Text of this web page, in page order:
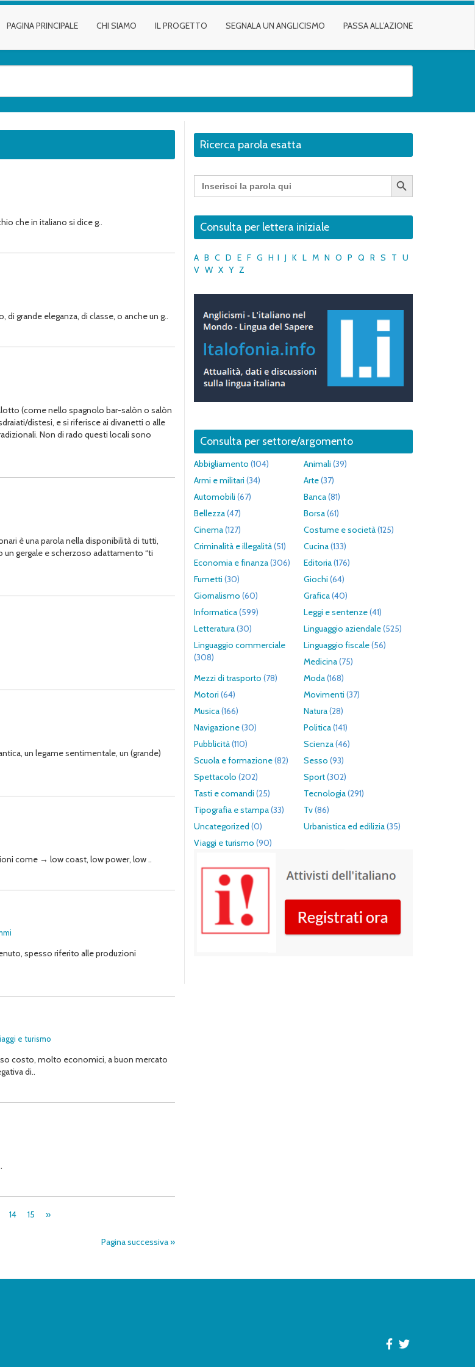
PAGINA PRINCIPALE CHI SIAMO IL PROGETTO SEGNALA UN ANGLICISMO PASSA ALL’AZIONE
che in italiano si dice g..
grande eleganza, di classe, o anche un g..
(come nello spagnolo bar-salòn o salòn
distesi, e si riferisce ai divanetti o alle
Non di rado questi locali sono
è una parola nella disponibilità di tutti,
gergale e scherzoso adattamento “ti
un legame sentimentale, un (grande)
come → low coast, low power, low ..
spesso riferito alle produzioni
e turismo
costo, molto economici, a buon mercato
di..
14 15 »
Pagina successiva »
Ricerca parola esatta
Search
for:
Search Button
Consulta per lettera iniziale
A B C D E F G H I J K L M N O P Q R S T U
V W X Y Z
Consulta per settore/argomento
Abbigliamento (104) Animali (39)
Armi e militari (34) Arte(37)
Automobili (67) Banca(81)
Bellezza(47) Borsa(61)
Cinema(127) Costume e società(125)
Criminalità e illegalità(51) Cucina(133)
Economia e finanza(306) Editoria(176)
Fumetti (30) Giochi (64)
Giornalismo (60) Grafica(40)
Informatica(599) Leggi e sentenze(41)
Letteratura(30) Linguaggio aziendale(525)
Linguaggio commerciale
(308)
Linguaggio fiscale(56)
Medicina(75)
Mezzi di trasporto (78) Moda(168)
Motori (64) Movimenti (37)
Musica(166) Natura(28)
Navigazione(30) Politica(141)
Pubblicità(110) Scienza(46)
Scuola e formazione(82) Sesso (93)
Spettacolo (202) Sport(302)
Tasti e comandi (25) Tecnologia(291)
Tipografia e stampa(33) Tv(86)
Uncategorized (0) Urbanistica ed edilizia(35)
Viaggi e turismo (90)